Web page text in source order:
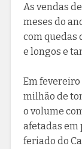
As vendas
meses do
com quedas
e longos e
Em fevereiro
milhão de
o volume
afetadas em
feriado do